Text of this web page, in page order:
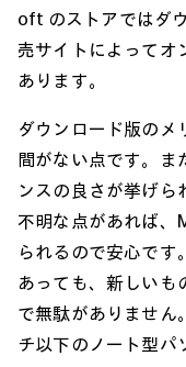
oft のストアではダ
売サイトによってオ
あります。
ダウンロード版のメ
間がない点です。ま
ンスの良さが挙げら
不明な点があれば
られるので安心です
あっても、新しいも
で無駄がありません
チ以下のノート型パ